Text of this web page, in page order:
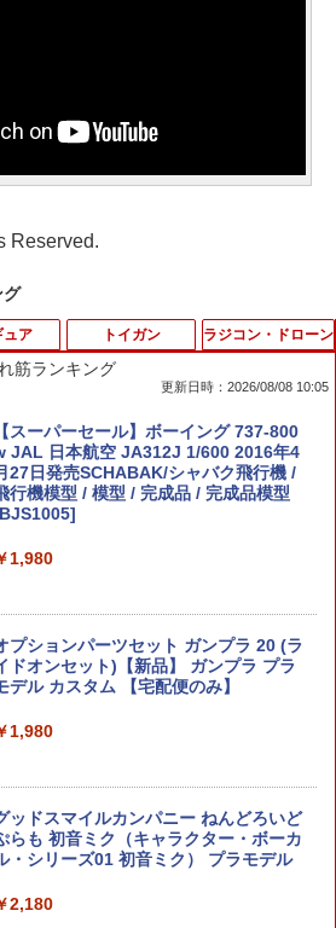
Reserved.
グ
筋ランキング
更新日時：2026/08/08 10:05
【スーパーセール】ボーイング 737-800
JAL 日本航空 JA312J 1/600 2016年4
27日発売SCHABAK/シャバク飛行機 /
行機模型 / 模型 / 完成品 / 完成品模型
1,980
プションパーツセット ガンプラ 20 (ラ
ドオンセット)【新品】 ガンプラ プラ
デル カスタム 【宅配便のみ】
1,980
ッドスマイルカンパニー ねんどろいど
らも 初音ミク（キャラクター・ボーカ
・シリーズ01 初音ミク） プラモデル
2,180
ュア トイガン ラジコン・ドローン